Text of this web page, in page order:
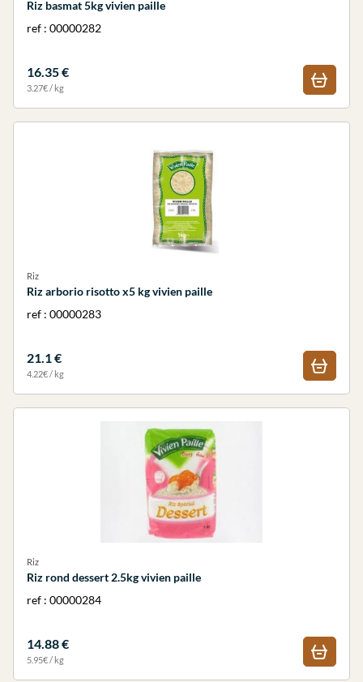
Riz basmat 5kg vivien paille
ref : 00000282
16.35 €
3.27€ / kg
Riz
Riz arborio risotto x5 kg vivien paille
ref : 00000283
21.1 €
4.22€ / kg
Riz
Riz rond dessert 2.5kg vivien paille
ref : 00000284
14.88 €
5.95€ / kg